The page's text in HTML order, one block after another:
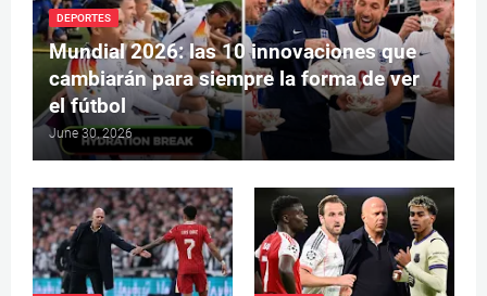
DEPORTES
Mundial 2026: las 10 innovaciones que
cambiarán para siempre la forma de ver
el fútbol
June 30, 2026